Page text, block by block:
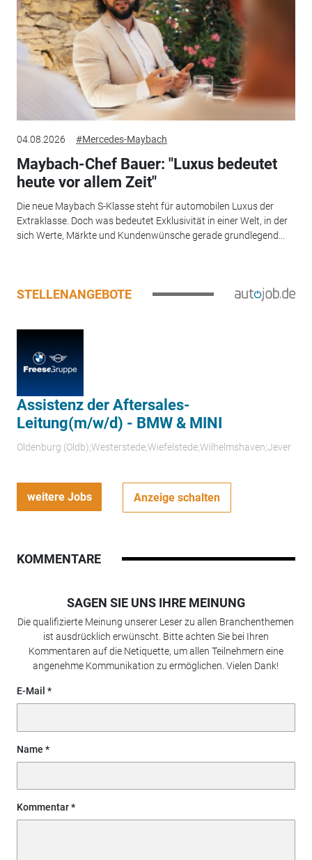
04.08.2026 #Mercedes-Maybach
Maybach-Chef Bauer: "Luxus bedeutet
heute vor allem Zeit"
Die neue Maybach S-Klasse steht für automobilen Luxus der
Extraklasse. Doch was bedeutet Exklusivität in einer Welt, in der
sich Werte, Märkte und Kundenwünsche gerade grundlegend...
STELLENANGEBOTE
Assistenz der Aftersales-
Leitung(m/w/d) - BMW & MINI
Oldenburg (Oldb);Westerstede;Wiefelstede;Wilhelmshaven;Jever
weitere Jobs Anzeige schalten
KOMMENTARE
SAGEN SIE UNS IHRE MEINUNG
Die qualifizierte Meinung unserer Leser zu allen Branchenthemen
ist ausdrücklich erwünscht. Bitte achten Sie bei Ihren
Kommentaren auf die Netiquette, um allen Teilnehmern eine
angenehme Kommunikation zu ermöglichen. Vielen Dank!
E-Mail
Name
Kommentar